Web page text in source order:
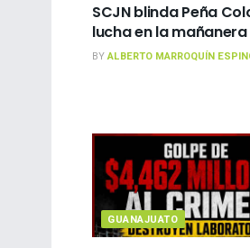
SCJN blinda Peña
lucha en la mañanera
BYALBERTO MARROQUÍN
GUANAJUATO